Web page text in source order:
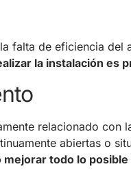
falta de eficiencia
la instalación es
relacionado
abiertas o
mejorar todo lo